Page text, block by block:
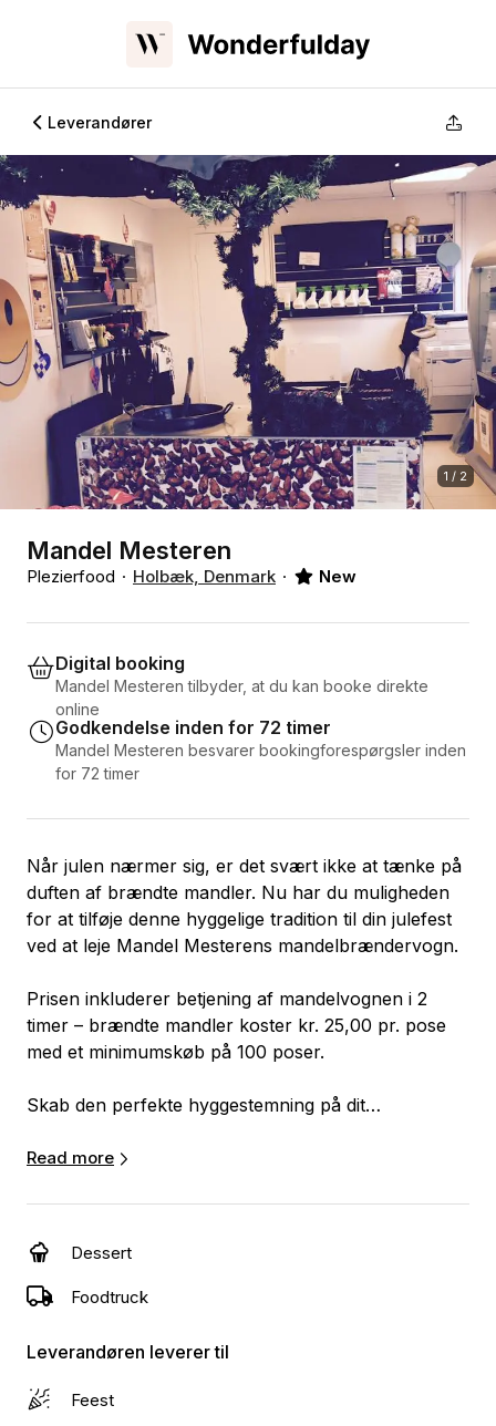
Leverandører
1 / 2
Mandel Mesteren
Plezierfood Holbæk, Denmark New
Digital booking
Mandel Mesteren tilbyder, at du kan booke direkte
online
Godkendelse inden for 72 timer
Mandel Mesteren besvarer bookingforespørgsler inden
for 72 timer
Når julen nærmer sig, er det svært ikke at tænke på
duften af brændte mandler. Nu har du muligheden
for at tilføje denne hyggelige tradition til din julefest
ved at leje Mandel Mesterens mandelbrændervogn.
Prisen inkluderer betjening af mandelvognen i 2
timer – brændte mandler koster kr. 25,00 pr. pose
med et minimumskøb på 100 poser.
Skab den perfekte hyggestemning på dit
mandelbrændervognen og står klar til at lave
velkendte duft, som vi alle forbinder med vinterens
gågader, er med til at skabe den ægte julestemning,
som vi alle elsker.
juletræsfester, og den tilføjer en ekstra dimension af
Read more
Dessert
Foodtruck
Leverandøren leverer til
Feest